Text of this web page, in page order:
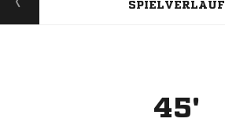
SPIELVERLAUF
45'